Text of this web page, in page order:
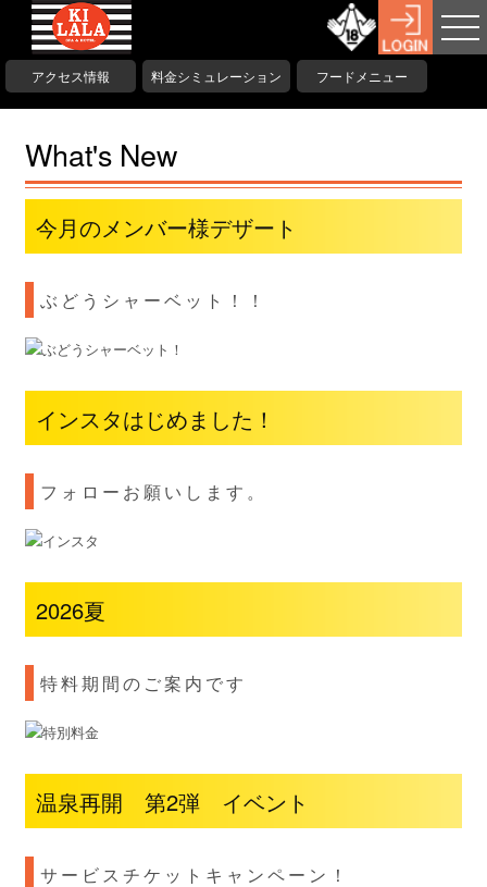
アクセス情報 料金シミュレーション フードメニュー
What's New
今月のメンバー様デザート
ぶどうシャーベット！！
インスタはじめました！
フォローお願いします。
2026夏
特料期間のご案内です
温泉再開 第2弾 イベント
サービスチケットキャンペーン！